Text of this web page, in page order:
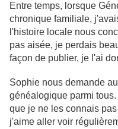
Entre temps, lorsque
chronique familiale,
l'histoire locale nous
pas aisée, je perdais
façon de publier, je l'ai
Sophie nous demande
généalogique parmi
que je ne les connais
j'aime aller voir